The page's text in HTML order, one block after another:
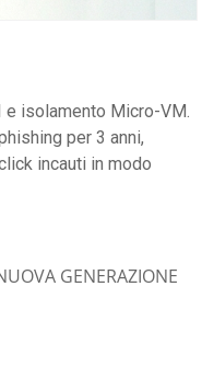
isolamento Micro-VM.
per 3 anni,
incauti in modo
GENERAZIONE